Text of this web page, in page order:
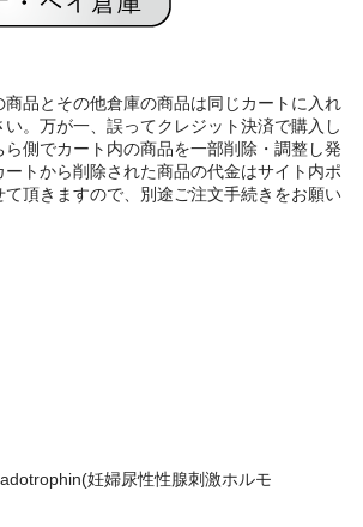
品とその他倉庫の商品は同じカートに入れ
。万が一、誤ってクレジット決済で購入し
側でカート内の商品を一部削除・調整し発
トから削除された商品の代金はサイト内ポ
頂きますので、別途ご注文手続きをお願い
妊婦尿性性腺刺激ホルモ